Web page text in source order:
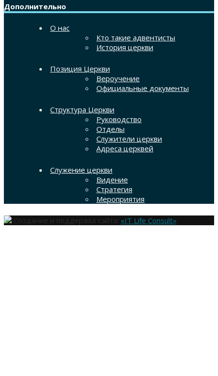
Дополнительно
О нас
Кто такие адвентисты
История церкви
Позиция Церкви
Вероучение
Официальные документы
Структура Церкви
Руководство
Отделы
Служители церкви
Адреса церквей
Служение церкви
Видение
Стратегия
Мероприятия
Создание и поддержка сайта: «IT Life Consult»